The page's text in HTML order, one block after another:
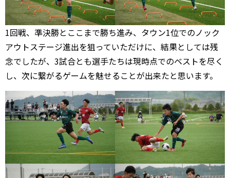
1回戦、準決勝とここまで勝ち進み、タウン1位でのノック
アウトステージ進出を狙っていただけに、結果としては残
念でしたが、3試合とも選手たちは現時点でのベストを尽く
し、次に繋がるゲームを魅せることが出来たと思います。